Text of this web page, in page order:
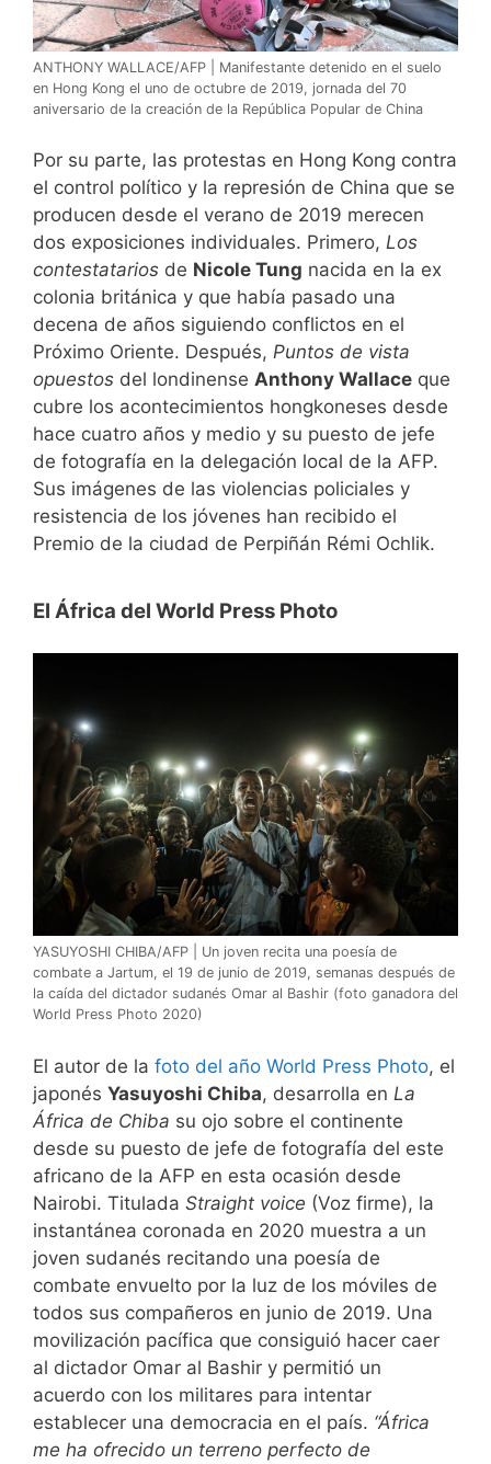
ANTHONY WALLACE/AFP | Manifestante detenido en el suelo
en Hong Kong el uno de octubre de 2019, jornada del 70
aniversario de la creación de la República Popular de China
Por su parte, las protestas en Hong Kong contra
el control político y la represión de China que se
producen desde el verano de 2019 merecen
dos exposiciones individuales. Primero, Los
contestatarios de Nicole Tung nacida en la ex
colonia británica y que había pasado una
decena de años siguiendo conflictos en el
Próximo Oriente. Después, Puntos de vista
opuestos del londinense Anthony Wallace que
cubre los acontecimientos hongkoneses desde
hace cuatro años y medio y su puesto de jefe
de fotografía en la delegación local de la AFP.
Sus imágenes de las violencias policiales y
resistencia de los jóvenes han recibido el
Premio de la ciudad de Perpiñán Rémi Ochlik.
El África del World Press Photo
YASUYOSHI CHIBA/AFP | Un joven recita una poesía de
combate a Jartum, el 19 de junio de 2019, semanas después de
la caída del dictador sudanés Omar al Bashir (foto ganadora del
World Press Photo 2020)
El autor de la foto del año World Press Photo, el
japonés Yasuyoshi Chiba, desarrolla en La
África de Chiba su ojo sobre el continente
desde su puesto de jefe de fotografía del este
africano de la AFP en esta ocasión desde
Nairobi. Titulada Straight voice (Voz firme), la
instantánea coronada en 2020 muestra a un
joven sudanés recitando una poesía de
combate envuelto por la luz de los móviles de
todos sus compañeros en junio de 2019. Una
movilización pacífica que consiguió hacer caer
al dictador Omar al Bashir y permitió un
acuerdo con los militares para intentar
establecer una democracia en el país. “África
me ha ofrecido un terreno perfecto de